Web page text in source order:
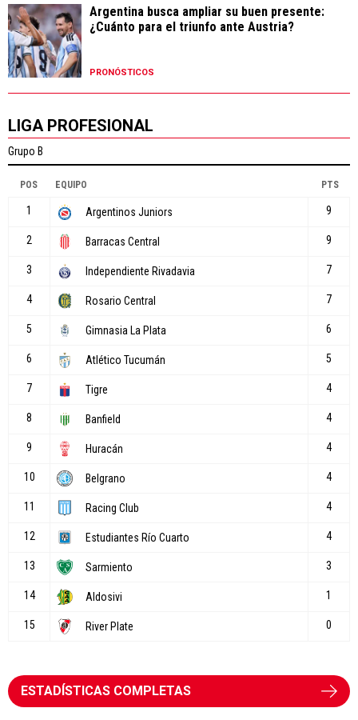
Argentina busca ampliar su buen presente:
¿Cuánto para el triunfo ante Austria?
PRONÓSTICOS
LIGA PROFESIONAL
ESTADÍSTICAS COMPLETAS